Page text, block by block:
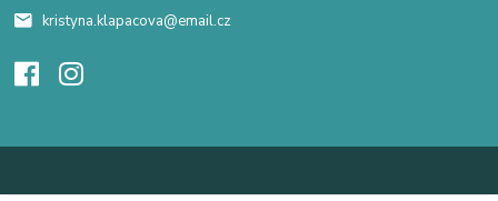
kristyna.klapacova@email.cz